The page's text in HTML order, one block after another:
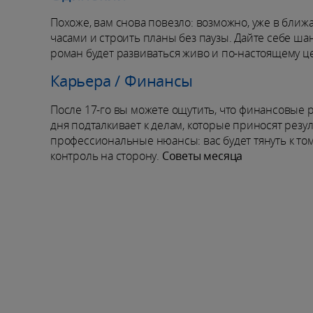
Похоже, вам снова повезло: возможно, уже в
часами и строить планы без паузы. Дайте себе
роман будет развиваться живо и по-настоящему
Карьера / Финансы
После 17-го вы можете ощутить, что финансовые
дня подталкивает к делам, которые приносят
профессиональные нюансы: вас будет тянуть к
контроль на сторону. Советы месяца